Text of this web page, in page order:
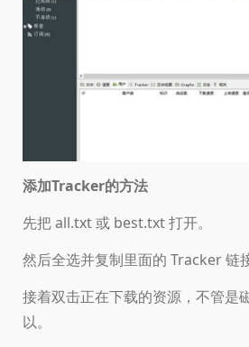
添加Tracker的方法
先把 all.txt 或 best.txt 打开。
然后全选并复制里面的 Tracker 链接
接着双击正在下载的资源，不管是
以。